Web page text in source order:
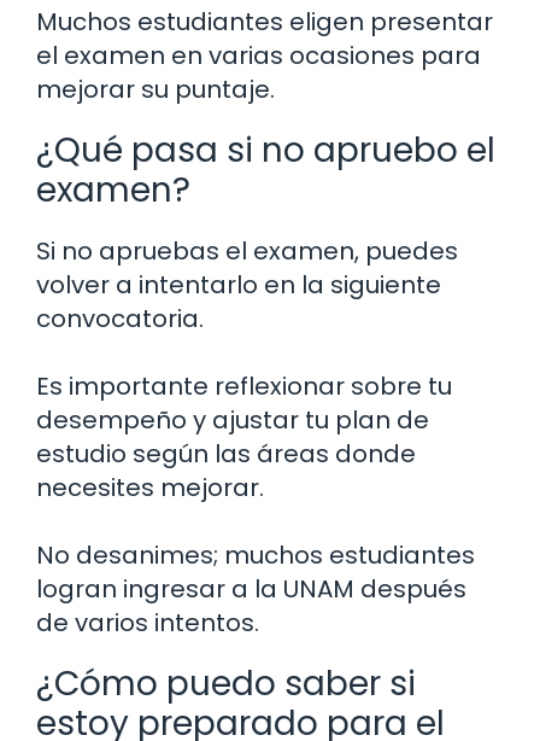
Muchos estudiantes eligen presentar
el examen en varias ocasiones para
mejorar su puntaje.
¿Qué pasa si no apruebo el
examen?
Si no apruebas el examen, puedes
volver a intentarlo en la siguiente
convocatoria.
Es importante reflexionar sobre tu
desempeño y ajustar tu plan de
estudio según las áreas donde
necesites mejorar.
No desanimes; muchos estudiantes
logran ingresar a la UNAM después
de varios intentos.
¿Cómo puedo saber si
estoy preparado para el